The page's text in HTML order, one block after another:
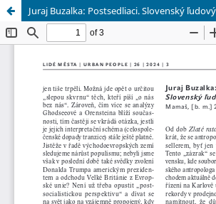
Juraj Buzalka: Postsedliaci. Slovenský